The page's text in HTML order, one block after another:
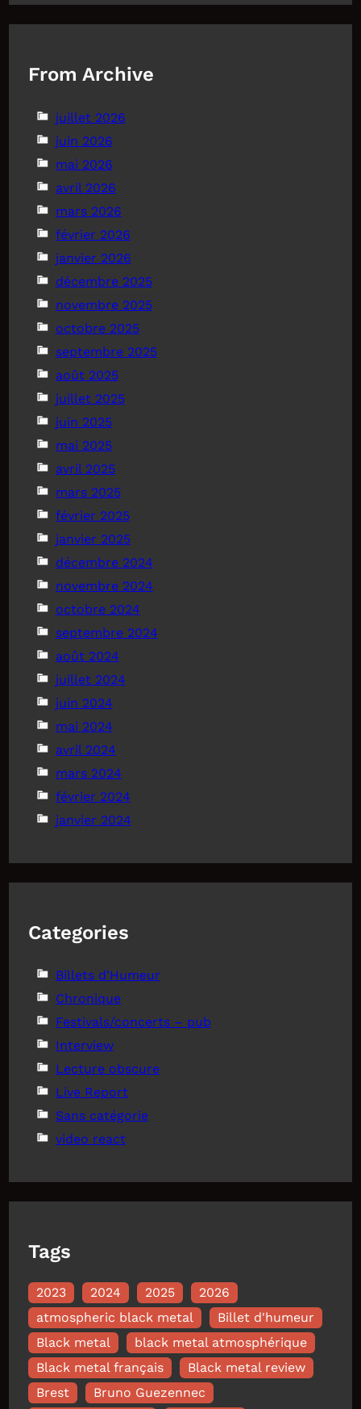
From Archive
juillet 2026
juin 2026
mai 2026
avril 2026
mars 2026
février 2026
janvier 2026
décembre 2025
novembre 2025
octobre 2025
septembre 2025
août 2025
juillet 2025
juin 2025
mai 2025
avril 2025
mars 2025
février 2025
janvier 2025
décembre 2024
novembre 2024
octobre 2024
septembre 2024
août 2024
juillet 2024
juin 2024
mai 2024
avril 2024
mars 2024
février 2024
janvier 2024
Categories
Billets d'Humeur
Chronique
Festivals/concerts – pub
Interview
Lecture obscure
Live Report
Sans catégorie
video react
Tags
2023 2024 2025
2026
atmospheric black metal
Billet d'humeur
Black metal
black metal atmosphérique
Black metal français
Black metal review
Brest
Bruno Guezennec